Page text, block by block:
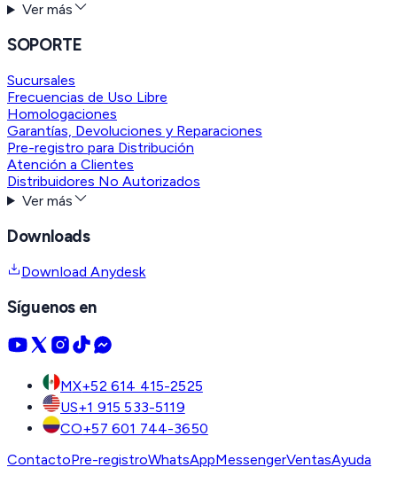
Ver más
SOPORTE
Sucursales
Frecuencias de Uso Libre
Homologaciones
Garantías, Devoluciones y Reparaciones
Pre-registro para Distribución
Atención a Clientes
Distribuidores No Autorizados
Ver más
Downloads
Download Anydesk
Síguenos en
MX+52 614 415-2525
US+1 915 533-5119
CO+57 601 744-3650
ContactoPre-registroWhatsAppMessengerVentasAyuda